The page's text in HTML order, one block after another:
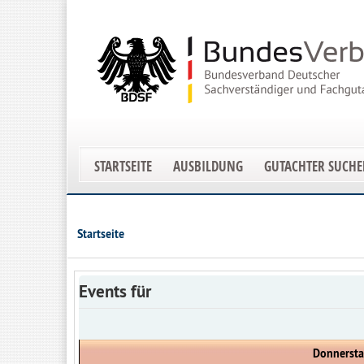
STARTSEITE AUSBILDUNG GUTACHTER
Startseite
Events für